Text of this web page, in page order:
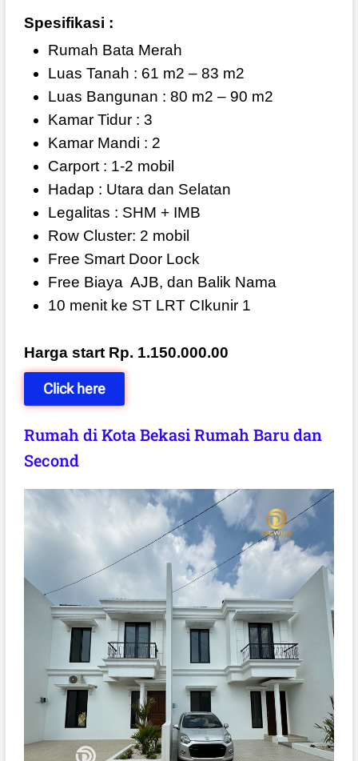
Spesifikasi :
Rumah Bata Merah
Luas Tanah : 61 m2 – 83 m2
Luas Bangunan : 80 m2 – 90 m2
Kamar Tidur : 3
Kamar Mandi : 2
Carport : 1-2 mobil
Hadap : Utara dan Selatan
Legalitas : SHM + IMB
Row Cluster: 2 mobil
Free Smart Door Lock
Free Biaya AJB, dan Balik Nama
10 menit ke ST LRT CIkunir 1
Harga start Rp. 1.150.000.00
Click here
Rumah di Kota Bekasi Rumah Baru dan
Second